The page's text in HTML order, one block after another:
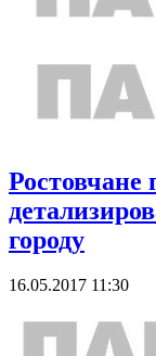
Ростовчане
городу
16.05.2017 11:30